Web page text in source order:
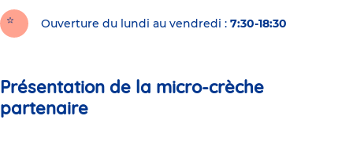
Ouverture du lundi au vendredi : 7:30-18:30
Présentation de la micro-crèche
partenaire